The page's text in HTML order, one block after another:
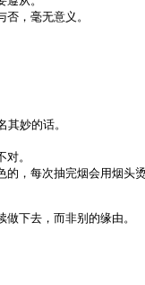
否，毫无意义。
其妙的话。
对。
的，每次抽完烟会用烟头
下去，而非别的缘由。